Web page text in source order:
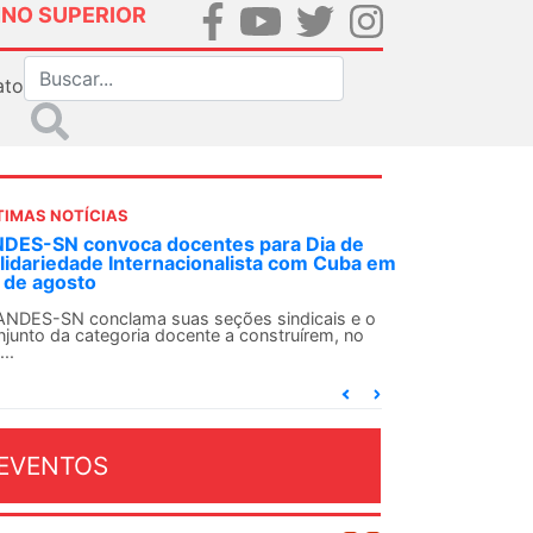
SUPERIOR
NOTÍCIAS
decisão inédita, Justiça Federal condena
agente da ditadura por estupro
uma decisão considerada histórica, a 2ª Vara
Criminal do Rio de Janeiro condenou o...
2026